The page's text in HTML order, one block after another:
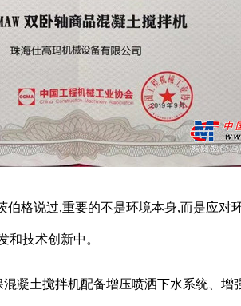
格说过,重要的不是环境本身,而是应对
和技术创新中。
土搅拌机配备增压喷洒下水系统、增